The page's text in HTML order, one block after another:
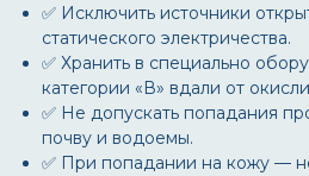
✅ Исключить источники
статического электричества.
✅ Хранить в специально
категории «В» вдали от
✅ Не допускать попадания
почву и водоемы.
✅ При попадании на кожу —